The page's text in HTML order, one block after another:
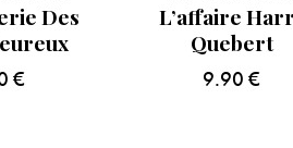
Des
€
L’affaire
Quebert
9.90 €